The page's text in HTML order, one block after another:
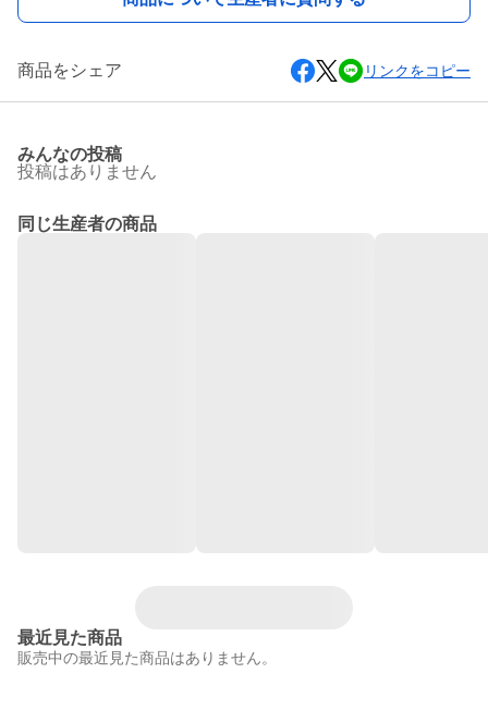
商品をシェア リンクをコピー
みんなの投稿
投稿はありません
同じ生産者の商品
最近見た商品
販売中の最近見た商品はありません。